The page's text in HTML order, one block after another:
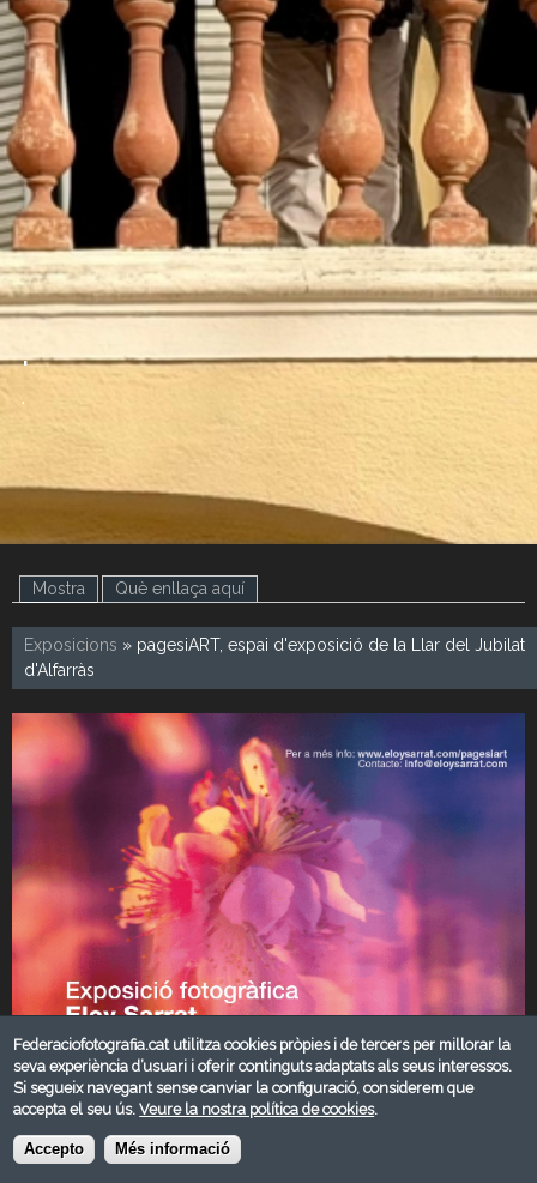
.
.
Mostra (pestanya activa)
Què enllaça aquí
Exposicions » pagesiART, espai d'exposició de la Llar del Jubilat
d'Alfarràs
Federaciofotografia.cat utilitza cookies pròpies i de tercers per millorar la
seva experiència d’usuari i oferir continguts adaptats als seus interessos.
Si segueix navegant sense canviar la configuració, considerem que
accepta el seu ús.Veure la nostra política de cookies.
Accepto Més informació